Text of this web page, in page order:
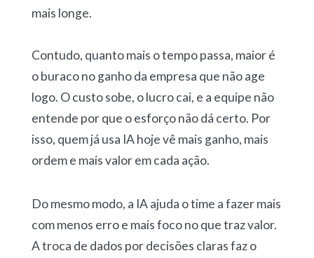
mais longe.
Contudo, quanto mais o tempo passa, maior é
o buraco no ganho da empresa que não age
logo. O custo sobe, o lucro cai, e a equipe não
entende por que o esforço não dá certo. Por
isso, quem já usa IA hoje vê mais ganho, mais
ordem e mais valor em cada ação.
Do mesmo modo, a IA ajuda o time a fazer mais
com menos erro e mais foco no que traz valor.
A troca de dados por decisões claras faz o